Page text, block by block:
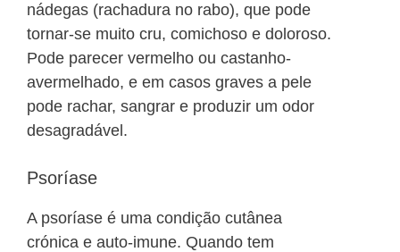
nádegas (rachadura no rabo), que pode
tornar-se muito cru, comichoso e doloroso.
Pode parecer vermelho ou castanho-
avermelhado, e em casos graves a pele
pode rachar, sangrar e produzir um odor
desagradável.
Psoríase
A psoríase é uma condição cutânea
crónica e auto-imune. Quando tem